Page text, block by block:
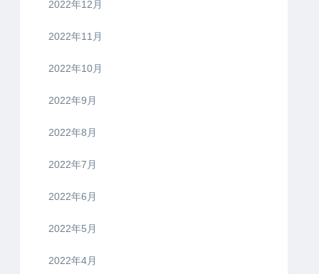
2022年12月
2022年11月
2022年10月
2022年9月
2022年8月
2022年7月
2022年6月
2022年5月
2022年4月